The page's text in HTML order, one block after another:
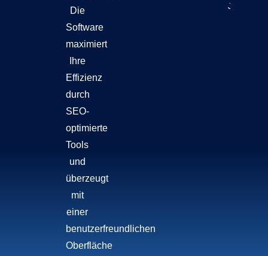
Die
Software
maximiert
Ihre
Effizienz
durch
SEO-
optimierte
Tools
und
überzeugt
mit
einer
benutzerfreundlichen
Oberfläche
Jetzt